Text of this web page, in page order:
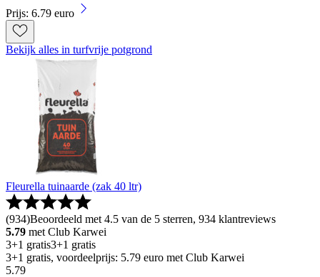
Prijs: 6.79 euro
Bekijk alles in turfvrije potgrond
Fleurella tuinaarde (zak 40 ltr)
(934)Beoordeeld met 4.5 van de 5 sterren, 934 klantreviews
5.79 met Club Karwei
3+1 gratis3+1 gratis
3+1 gratis, voordeelprijs: 5.79 euro met Club Karwei
5.79